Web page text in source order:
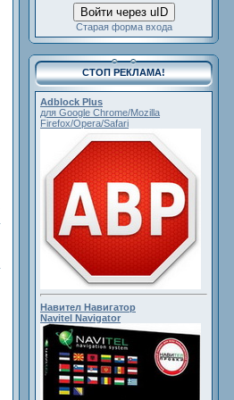
Войти через uID
Старая форма входа
СТОП РЕКЛАМА!
Adblock Plus
для Google Chrome/Mozilla
Firefox/Opera/Safari
Навител Навигатор
Navitel Navigator